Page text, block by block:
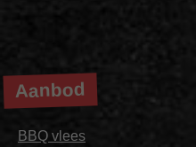
Aanbod
BBQ vlees